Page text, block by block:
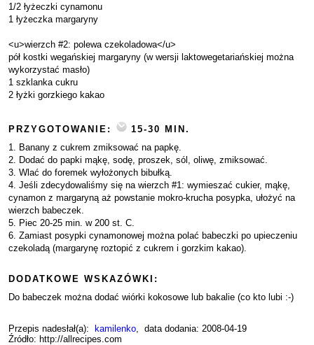
1/2 łyżeczki cynamonu
1 łyżeczka margaryny
<u>wierzch #2: polewa czekoladowa</u>
pół kostki wegańskiej margaryny (w wersji laktowegetariańskiej można
wykorzystać masło)
1 szklanka cukru
2 łyżki gorzkiego kakao
PRZYGOTOWANIE:
15-30 MIN.
1. Banany z cukrem zmiksować na papkę.
2. Dodać do papki mąkę, sodę, proszek, sól, oliwę, zmiksować.
3. Wlać do foremek wyłożonych bibułką.
4. Jeśli zdecydowaliśmy się na wierzch #1: wymieszać cukier, mąkę,
cynamon z margaryną aż powstanie mokro-krucha posypka, ułożyć na
wierzch babeczek.
5. Piec 20-25 min. w 200 st. C.
6. Zamiast posypki cynamonowej można polać babeczki po upieczeniu
czekoladą (margarynę roztopić z cukrem i gorzkim kakao).
DODATKOWE WSKAZÓWKI:
Do babeczek można dodać wiórki kokosowe lub bakalie (co kto lubi :-)
Przepis nadesłał(a): kamilenko, data dodania: 2008-04-19
Źródło: http://allrecipes.com